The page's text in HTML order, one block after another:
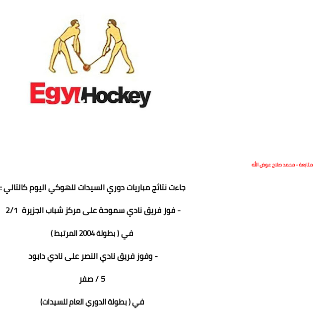
متابعة - محمد صلاح عوض الله
جاءت نتائج مباريات دوري السيدات للهوكي اليوم كالتالي :
- فوز فريق نادي سموحة على مركز شباب الجزيرة 2/1
في( بطولة 2004 المرتبط )
- وفوز فريق نادي النصر على نادي دابود
5 / صفر
في( بطولة الدوري العام للسيدات)
25 سبتمبر 2021
25 سبتمبر 2021
25 سبتمبر 2021
25 سبتمبر 2021
25 سبتمبر 2021